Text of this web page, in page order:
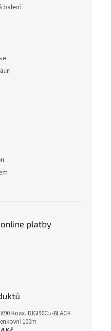
balení
platby
Koax. DIGI90Cu-BLACK
100m